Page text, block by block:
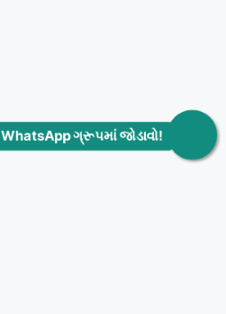
WhatsApp ગ્રૂપમાં જોડાવો!